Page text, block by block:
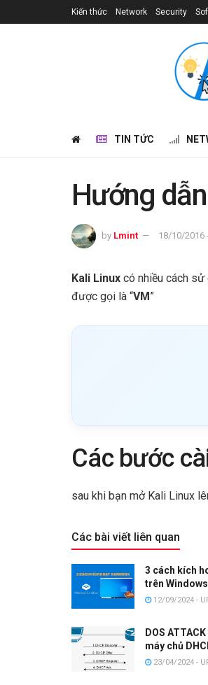
Kiến thức Network Security
TIN TỨC
Hướng
by Lmint 18/10/2016
Kali Linux có nhiều cách
được gọi là “VM”
Các bước
sau khi bạn mở Kali Linux
Các bài viết liên quan
3 cách kích
trên
12/09/2024 -
DOS
máy chủ
23/04/2024 -